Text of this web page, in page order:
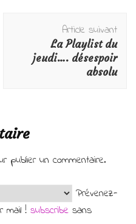
Article suivant
La Playlist du
jeudi…. désespoir
absolu
publier un commentaire.
Prévenez-
mail ! subscribe sans